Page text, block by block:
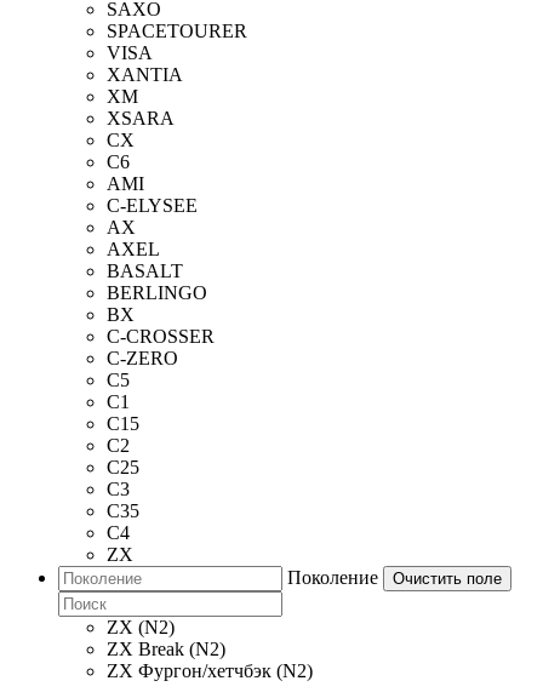
SAXO
SPACETOURER
VISA
XANTIA
XM
XSARA
CX
C6
AMI
C-ELYSEE
AX
AXEL
BASALT
BERLINGO
BX
C-CROSSER
C-ZERO
C5
C1
C15
C2
C25
C3
C35
C4
ZX
Поколение
Очистить поле
ZX (N2)
ZX Break (N2)
ZX Фургон/хетчбэк (N2)